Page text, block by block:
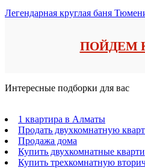
Легендарная круглая баня
ПОЙДЕМ
Интересные подборки для вас
1 квартира в Алматы
Продать двухкомнатную
Продажа дома
Купить двухкомнатные
Купить трехкомнатную